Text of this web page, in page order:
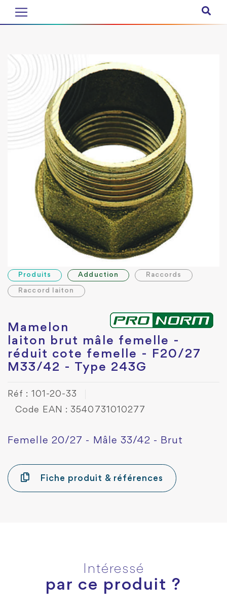
Produits Adduction Raccords
Raccord laiton
Mamelon
laiton brut mâle femelle -
réduit cote femelle - F20/27
M33/42 - Type 243G
Réf : 101-20-33
Code EAN : 3540731010277
Femelle 20/27 - Mâle 33/42 - Brut
Fiche produit & références
Intéressé
par ce produit ?